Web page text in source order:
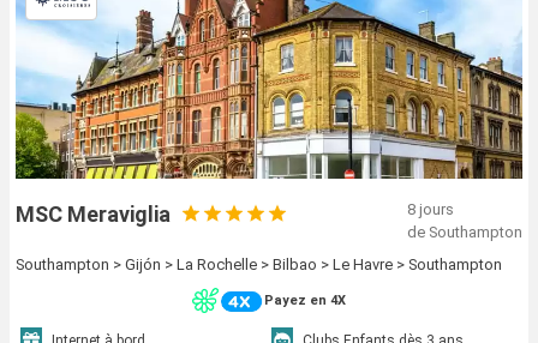
MSC Meraviglia
8 jours
de Southampton
Southampton > Gijón > La Rochelle > Bilbao > Le Havre > Southampton
Payez en 4X